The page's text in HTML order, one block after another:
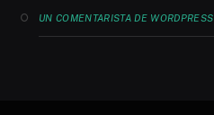
UN COMENTARISTA DE WORDPRESS